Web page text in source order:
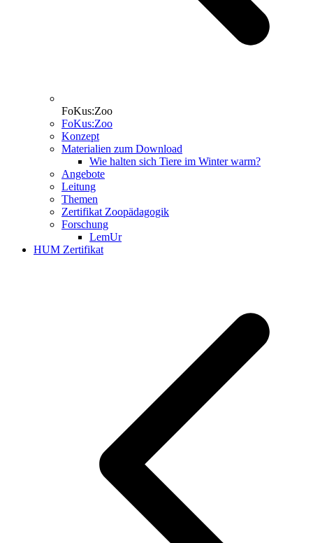
FoKus:Zoo
FoKus:Zoo
Konzept
Materialien zum Download
Wie halten sich Tiere im Winter warm?
Angebote
Leitung
Themen
Zertifikat Zoopädagogik
Forschung
LemUr
HUM Zertifikat